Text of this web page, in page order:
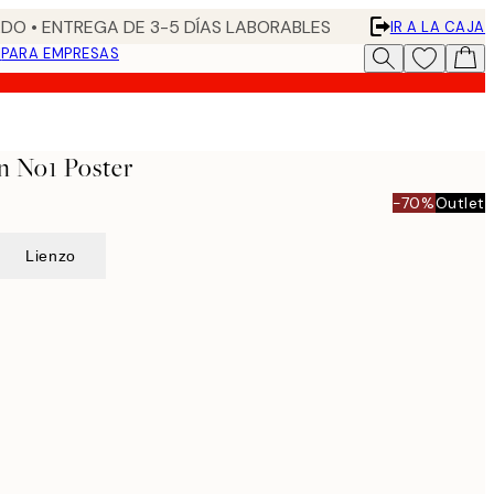
• ENTREGA DE 3-5 DÍAS LABORABLES
IR A LA CAJA
PARA EMPRESAS
No1 Poster
-70%Outlet
Lienzo